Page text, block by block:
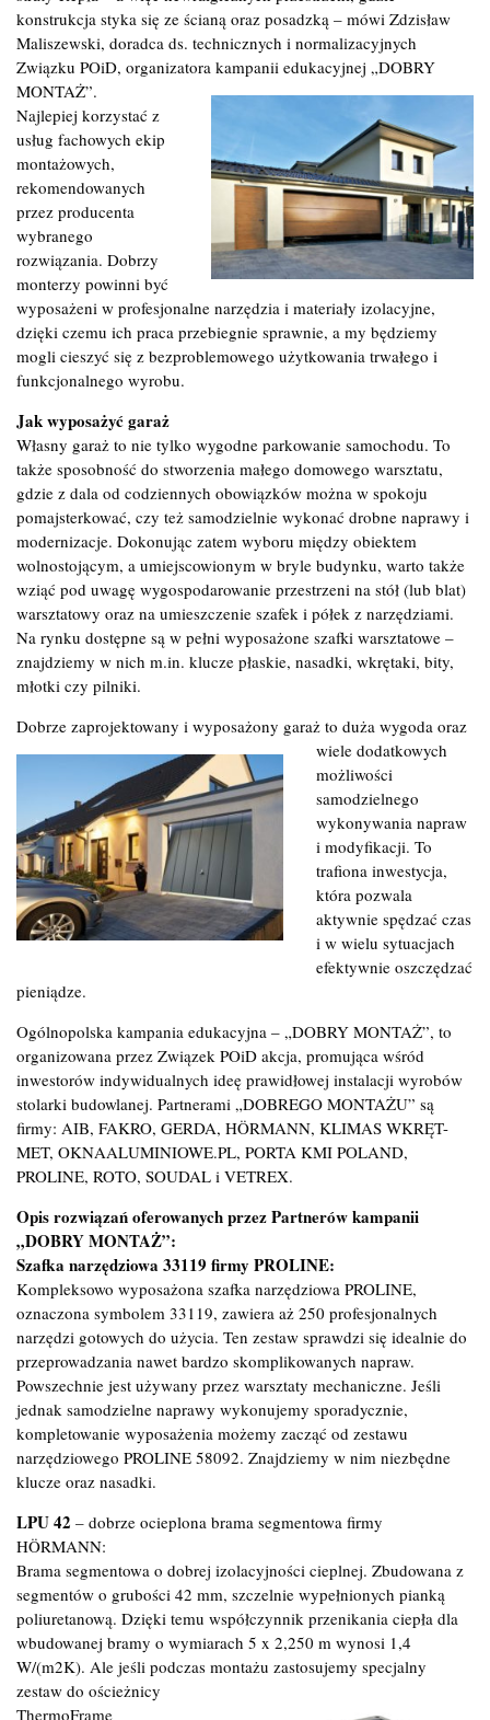
konstrukcja styka się ze ścianą oraz posadzką – mówi Zdzisław
Maliszewski, doradca ds. technicznych i normalizacyjnych
Związku POiD, organizatora kampanii edukacyjnej „DOBRY
MONTAŻ”.
Najlepiej korzystać z
usług fachowych ekip
montażowych,
rekomendowanych
przez producenta
wybranego
rozwiązania. Dobrzy
monterzy powinni być
wyposażeni w profesjonalne narzędzia i materiały izolacyjne,
dzięki czemu ich praca przebiegnie sprawnie, a my będziemy
mogli cieszyć się z bezproblemowego użytkowania trwałego i
funkcjonalnego wyrobu.
Jak wyposażyć garaż
Własny garaż to nie tylko wygodne parkowanie samochodu. To
także sposobność do stworzenia małego domowego warsztatu,
gdzie z dala od codziennych obowiązków można w spokoju
pomajsterkować, czy też samodzielnie wykonać drobne naprawy i
modernizacje. Dokonując zatem wyboru między obiektem
wolnostojącym, a umiejscowionym w bryle budynku, warto także
wziąć pod uwagę wygospodarowanie przestrzeni na stół (lub blat)
warsztatowy oraz na umieszczenie szafek i półek z narzędziami.
Na rynku dostępne są w pełni wyposażone szafki warsztatowe –
znajdziemy w nich m.in. klucze płaskie, nasadki, wkrętaki, bity,
młotki czy pilniki.
Dobrze zaprojektowany i wyposażony garaż to duża wygoda oraz
wiele dodatkowych
możliwości
samodzielnego
wykonywania napraw
i modyfikacji. To
trafiona inwestycja,
która pozwala
aktywnie spędzać czas
i w wielu sytuacjach
efektywnie oszczędzać
pieniądze.
Ogólnopolska kampania edukacyjna – „DOBRY MONTAŻ”, to
organizowana przez Związek POiD akcja, promująca wśród
inwestorów indywidualnych ideę prawidłowej instalacji wyrobów
stolarki budowlanej. Partnerami „DOBREGO MONTAŻU” są
firmy: AIB, FAKRO, GERDA, HÖRMANN, KLIMAS WKRĘT-
MET, OKNAALUMINIOWE.PL, PORTA KMI POLAND,
PROLINE, ROTO, SOUDAL i VETREX.
Opis rozwiązań oferowanych przez Partnerów kampanii
„DOBRY MONTAŻ”:
Szafka narzędziowa 33119 firmy PROLINE:
Kompleksowo wyposażona szafka narzędziowa PROLINE,
oznaczona symbolem 33119, zawiera aż 250 profesjonalnych
narzędzi gotowych do użycia. Ten zestaw sprawdzi się idealnie do
przeprowadzania nawet bardzo skomplikowanych napraw.
Powszechnie jest używany przez warsztaty mechaniczne. Jeśli
jednak samodzielne naprawy wykonujemy sporadycznie,
kompletowanie wyposażenia możemy zacząć od zestawu
narzędziowego PROLINE 58092. Znajdziemy w nim niezbędne
klucze oraz nasadki.
LPU 42 – dobrze ocieplona brama segmentowa firmy
HÖRMANN:
Brama segmentowa o dobrej izolacyjności cieplnej. Zbudowana z
segmentów o grubości 42 mm, szczelnie wypełnionych pianką
poliuretanową. Dzięki temu współczynnik przenikania ciepła dla
wbudowanej bramy o wymiarach 5 x 2,250 m wynosi 1,4
W/(m2K). Ale jeśli podczas montażu zastosujemy specjalny
zestaw do ościeżnicy
ThermoFrame